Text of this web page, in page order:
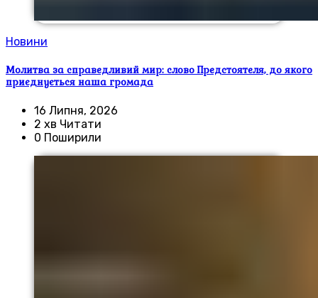
Новини
Молитва за справедливий мир: слово Предстоятеля, до якого
приєднується наша громада
16 Липня, 2026
2 хв Читати
0 Поширили